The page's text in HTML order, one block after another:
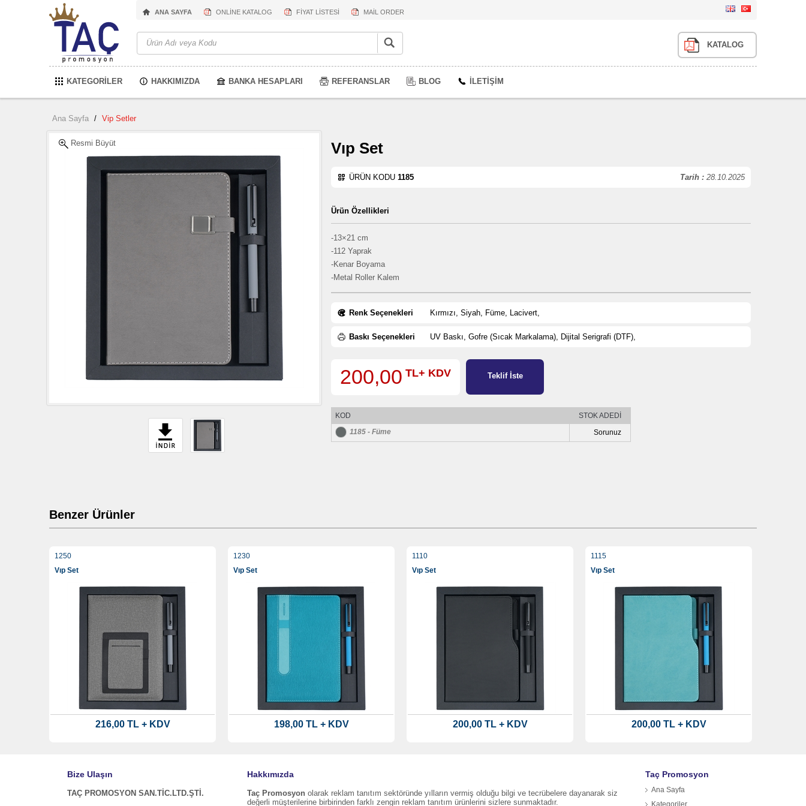
ANA SAYFA ONLİNE KATALOG FİYAT LİSTESİ MAİL ORDER
KATALOG
KATEGORİLER HAKKIMIZDA BANKA HESAPLARI REFERANSLAR BLOG İLETİŞİM
Ana Sayfa / Vip Setler
Resmi Büyüt Vıp Set
Tarih : 28.10.2025
ÜRÜN KODU 1185
Ürün Özellikleri
-13×21 cm
-112 Yaprak
-Kenar Boyama
-Metal Roller Kalem
Renk Seçenekleri Kırmızı, Siyah, Füme, Lacivert,
Baskı Seçenekleri UV Baskı, Gofre (Sıcak Markalama), Dijital Serigrafi (DTF),
200,00 TL+ KDV Teklif İste
KOD
STOK ADEDİ
1185 - Füme
Sorunuz
Benzer Ürünler
1250
Vıp Set
216,00 TL + KDV
1230
Vıp Set
198,00 TL + KDV
1110
Vıp Set
200,00 TL + KDV
1115
Vıp Set
200,00 TL + KDV
Bize Ulaşın
TAÇ PROMOSYON SAN.TİC.LTD.ŞTİ.
Hakkımızda
Taç Promosyon olarak reklam tanıtım sektöründe yılların vermiş olduğu bilgi ve tecrübelere dayanarak siz
değerli müşterilerine birbirinden farklı zengin reklam tanıtım ürünlerini sizlere sunmaktadır.
Taç Promosyon
Ana Sayfa
Kategoriler